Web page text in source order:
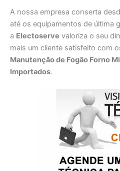
A nossa empresa conserta
até os equipamentos de última
a Electoserve valoriza o seu
mais um cliente satisfeito com
Manutenção de Fogão Forno
Importados.